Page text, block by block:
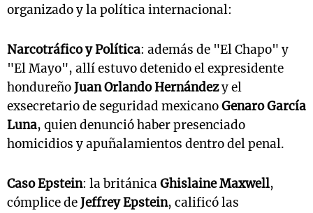
organizado y la política internacional:
Narcotráfico y Política: además de "El Chapo" y
"El Mayo", allí estuvo detenido el expresidente
hondureñoJuan Orlando Hernándezy el
exsecretario de seguridad mexicanoGenaro García
Luna, quien denunció haber presenciado
homicidios y apuñalamientos dentro del penal.
Caso Epstein: la británicaGhislaine Maxwell,
cómplice deJeffrey Epstein, calificó las